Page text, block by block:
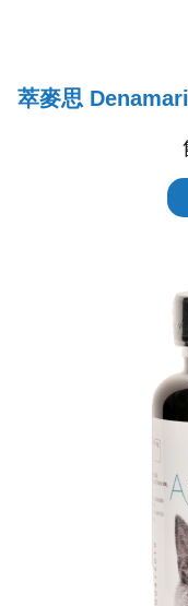
萃麥思